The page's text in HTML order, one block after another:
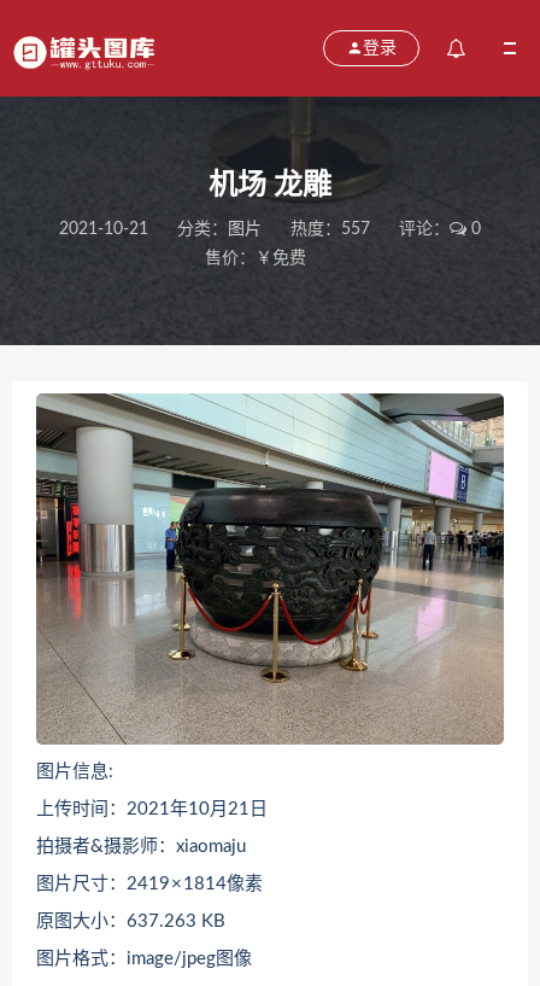
登录
机场 龙雕
2021-10-21 分类： 图片 热度：557 评论：
0
售价：￥免费
图片信息:
上传时间：2021年10月21日
拍摄者&摄影师：xiaomaju
图片尺寸：2419 × 1814像素
原图大小：637.263 KB
图片格式：image/jpeg图像